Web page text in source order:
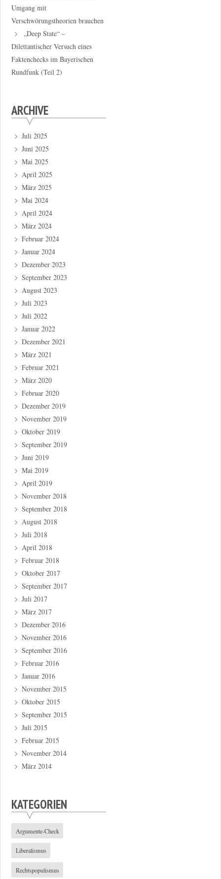
Umgang mit
Verschwörungstheorien brauchen
„Deep State“ –
Dilettantischer Versuch eines
Faktenchecks im Bayerischen
Rundfunk (Teil 2)
ARCHIVE
Juli 2025
Juni 2025
Mai 2025
April 2025
März 2025
Mai 2024
April 2024
März 2024
Februar 2024
Januar 2024
Dezember 2023
September 2023
August 2023
Juli 2023
Juli 2022
Januar 2022
Dezember 2021
März 2021
Februar 2021
März 2020
Februar 2020
Dezember 2019
November 2019
Oktober 2019
September 2019
Juni 2019
Mai 2019
April 2019
November 2018
September 2018
August 2018
Juli 2018
April 2018
Februar 2018
Oktober 2017
September 2017
Juli 2017
März 2017
Dezember 2016
November 2016
September 2016
Februar 2016
Januar 2016
November 2015
Oktober 2015
September 2015
Juli 2015
Februar 2015
November 2014
März 2014
KATEGORIEN
Argumente-Check
Liberalismus
Rechtspopulismus